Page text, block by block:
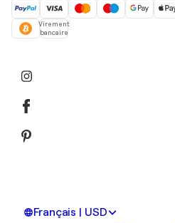
Virement
bancaire
Français | USD